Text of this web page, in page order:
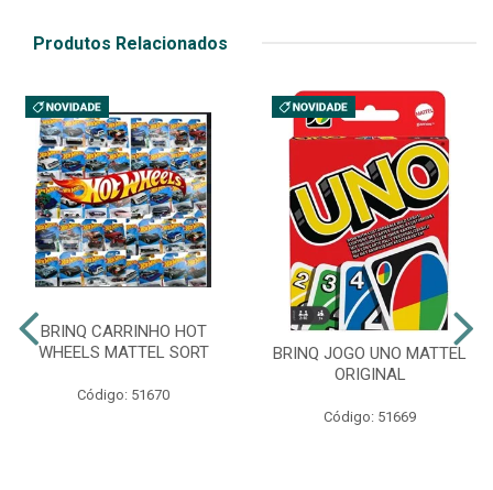
Produtos Relacionados
BRINQ CARRINHO HOT
WHEELS MATTEL SORT
Código: 51670
BRINQ JOGO UNO MATTEL
ORIGINAL
Código: 51669